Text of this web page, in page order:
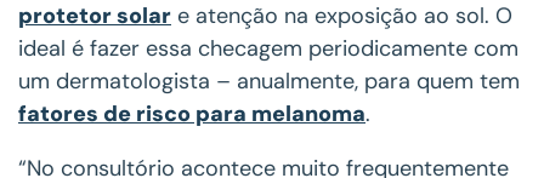
protetor solar e atenção na exposição ao sol. O
ideal é fazer essa checagem periodicamente com
um dermatologista – anualmente, para quem tem
fatores de risco para melanoma.
“No consultório acontece muito frequentemente